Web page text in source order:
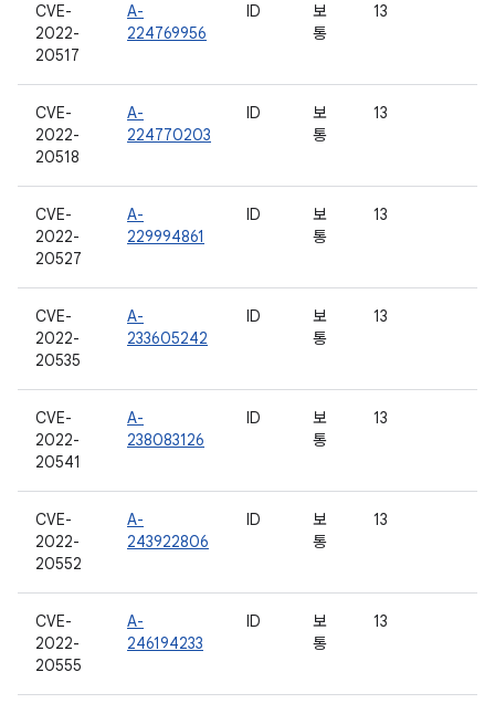
CVE-
2022-
20517
A-
224769956
ID
보
통
13
CVE-
2022-
20518
A-
224770203
ID
보
통
13
CVE-
2022-
20527
A-
229994861
ID
보
통
13
CVE-
2022-
20535
A-
233605242
ID
보
통
13
CVE-
2022-
20541
A-
238083126
ID
보
통
13
CVE-
2022-
20552
A-
243922806
ID
보
통
13
CVE-
2022-
20555
A-
246194233
ID
보
통
13